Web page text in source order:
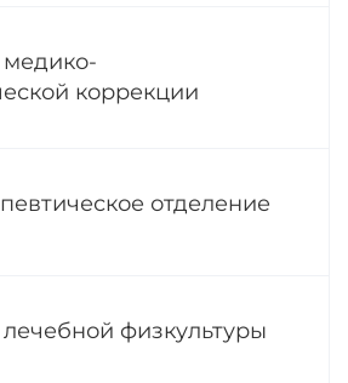
коррекции
отделение
физкультуры